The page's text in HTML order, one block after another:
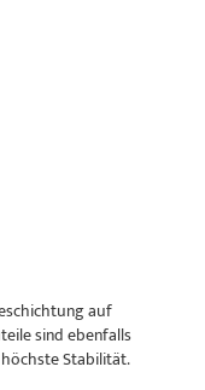
auf
sind ebenfalls
Stabilität.